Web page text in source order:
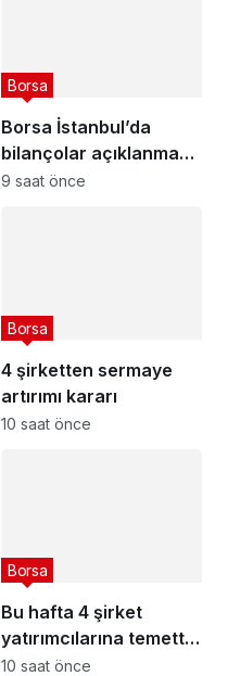
Borsa İstanbul’da
bilançolar açıklanmaya
devam ediyor : 2026 2.
Borsa
9 saat önce
4 şirketten sermaye
artırımı kararı
Borsa
10 saat önce
Bu hafta 4 şirket
yatırımcılarına temettü
dağıtacak – 10 Ağustos
Borsa
10 saat önce